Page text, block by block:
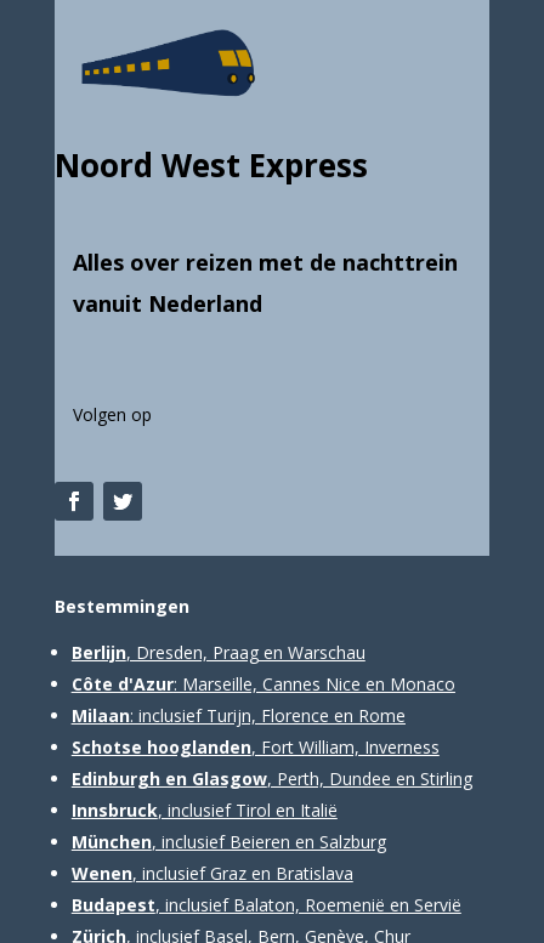
Noord West Express
Alles over reizen met de nachttrein
vanuit Nederland
Volgen op
Bestemmingen
Berlijn, Dresden, Praag en Warschau
Côte d'Azur: Marseille, Cannes Nice en Monaco
Milaan: inclusief Turijn, Florence en Rome
Schotse hooglanden, Fort William, Inverness
Edinburgh en Glasgow, Perth, Dundee en Stirling
Innsbruck, inclusief Tirol en Italië
München, inclusief Beieren en Salzburg
Wenen, inclusief Graz en Bratislava
Budapest, inclusief Balaton, Roemenië en Servië
Zürich, inclusief Basel, Bern, Genève, Chur